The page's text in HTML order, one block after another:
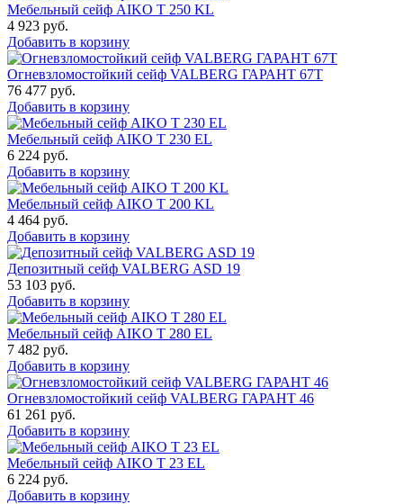
Мебельный сейф AIKO T 250 KL
4 923 руб.
Добавить в корзину
Огневзломостойкий сейф VALBERG ГАРАНТ 67T
76 477 руб.
Добавить в корзину
Мебельный сейф AIKO T 230 EL
6 224 руб.
Добавить в корзину
Мебельный сейф AIKO T 200 KL
4 464 руб.
Добавить в корзину
Депозитный сейф VALBERG ASD 19
53 103 руб.
Добавить в корзину
Мебельный сейф AIKO T 280 EL
7 482 руб.
Добавить в корзину
Огневзломостойкий сейф VALBERG ГАРАНТ 46
61 261 руб.
Добавить в корзину
Мебельный сейф AIKO Т 23 EL
6 224 руб.
Добавить в корзину